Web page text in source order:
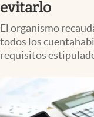
Vida y estilo
Tv
Clima
evitarlo
El organismo
todos los
requisitos